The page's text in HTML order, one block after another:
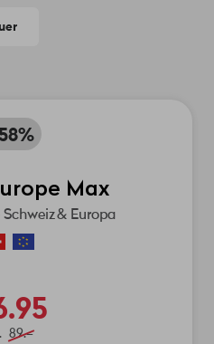
Max
& Europa
89.–